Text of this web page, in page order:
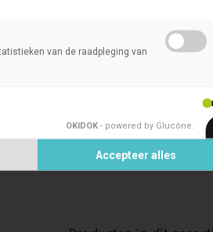
/ DNase en Endotoxinevrij,
voldoet aan DOT- en IATA-
vries-dooi-behandeling
manipulatie van weefselmonsters met
weefselmonsters
van de raadpleging van
OKIDOK - powered by Glucône
Accepteer alles